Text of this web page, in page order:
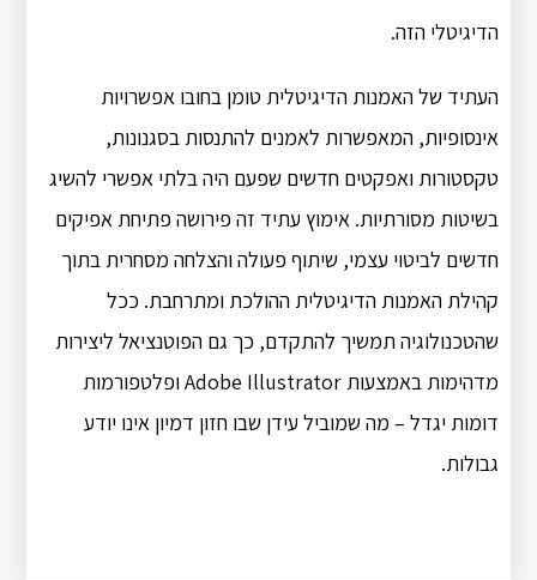
הדיגיטלי הזה.
העתיד של האמנות הדיגיטלית טומן בחובו אפשרויות
אינסופיות, המאפשרות לאמנים להתנסות בסגנונות,
טקסטורות ואפקטים חדשים שפעם היה בלתי אפשרי להשיג
בשיטות מסורתיות. אימוץ עתיד זה פירושה פתיחת אפיקים
חדשים לביטוי עצמי, שיתוף פעולה והצלחה מסחרית בתוך
קהילת האמנות הדיגיטלית ההולכת ומתרחבת. ככל
שהטכנולוגיה תמשיך להתקדם, כך גם הפוטנציאל ליצירות
מדהימות באמצעות Adobe Illustrator ופלטפורמות
דומות יגדל – מה שמוביל עידן שבו חזון דמיון אינו יודע
גבולות.